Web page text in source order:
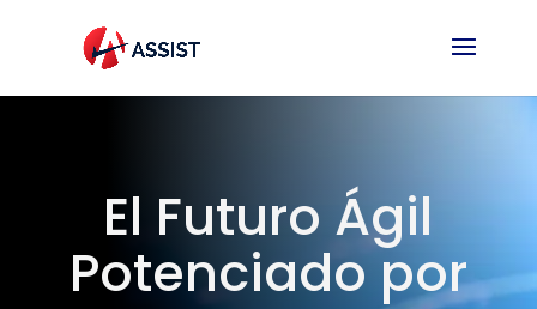
El Futuro Ágil
Potenciado por